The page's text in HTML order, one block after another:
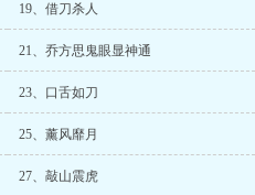
19、借刀杀人
21、乔方思鬼眼显神通
23、口舌如刀
25、薰风靡月
27、敲山震虎